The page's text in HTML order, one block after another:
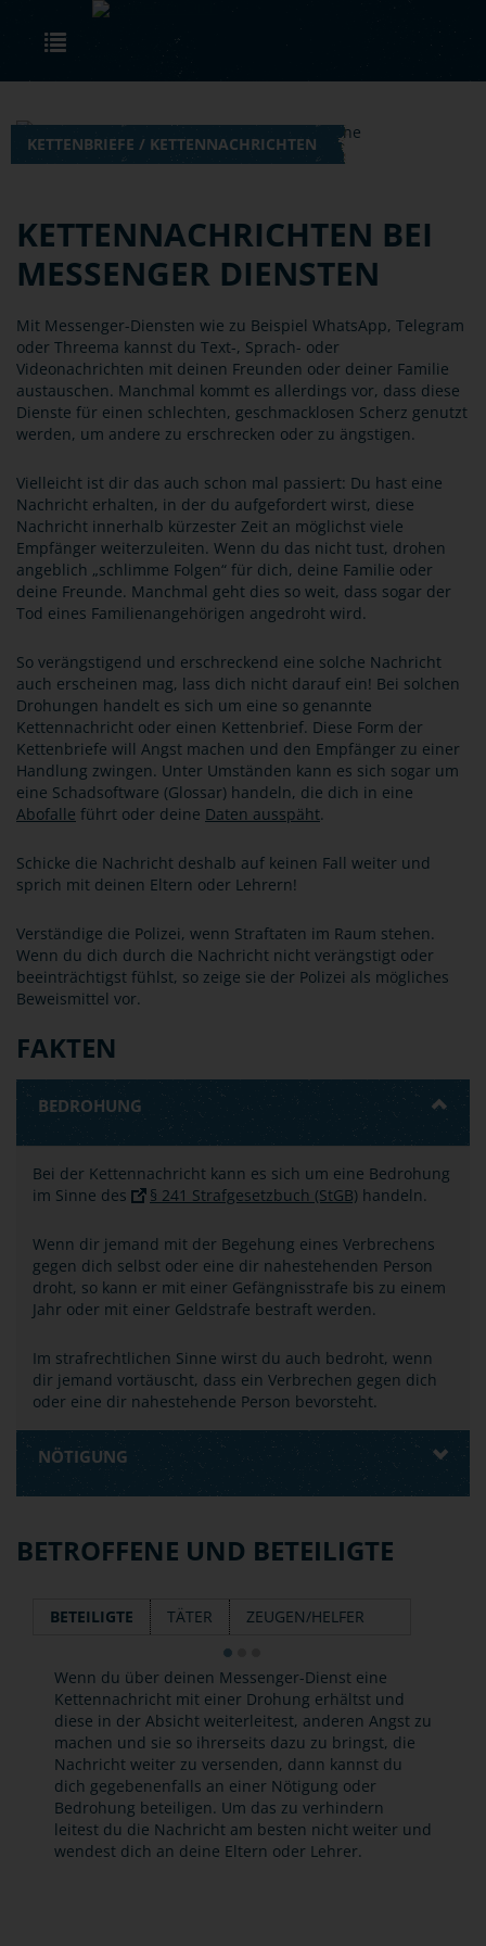
Skip to main content
KETTENBRIEFE / KETTENNACHRICHTEN
KETTENNACHRICHTEN BEI
MESSENGER DIENSTEN
Mit Messenger-Diensten wie zu Beispiel WhatsApp, Telegram
oder Threema kannst du Text-, Sprach- oder
Videonachrichten mit deinen Freunden oder deiner Familie
austauschen. Manchmal kommt es allerdings vor, dass diese
Dienste für einen schlechten, geschmacklosen Scherz genutzt
werden, um andere zu erschrecken oder zu ängstigen.
Vielleicht ist dir das auch schon mal passiert: Du hast eine
Nachricht erhalten, in der du aufgefordert wirst, diese
Nachricht innerhalb kürzester Zeit an möglichst viele
Empfänger weiterzuleiten. Wenn du das nicht tust, drohen
angeblich „schlimme Folgen“ für dich, deine Familie oder
deine Freunde. Manchmal geht dies so weit, dass sogar der
Tod eines Familienangehörigen angedroht wird.
So verängstigend und erschreckend eine solche Nachricht
auch erscheinen mag, lass dich nicht darauf ein! Bei solchen
Drohungen handelt es sich um eine so genannte
Kettennachricht oder einen Kettenbrief. Diese Form der
Kettenbriefe will Angst machen und den Empfänger zu einer
Handlung zwingen. Unter Umständen kann es sich sogar um
eine Schadsoftware (Glossar) handeln, die dich in eine
Abofalle führt oder deine Daten ausspäht.
Schicke die Nachricht deshalb auf keinen Fall weiter und
sprich mit deinen Eltern oder Lehrern!
Verständige die Polizei, wenn Straftaten im Raum stehen.
Wenn du dich durch die Nachricht nicht verängstigt oder
beeinträchtigst fühlst, so zeige sie der Polizei als mögliches
Beweismittel vor.
FAKTEN
BEDROHUNG
Bei der Kettennachricht kann es sich um eine Bedrohung
im Sinne des
§ 241 Strafgesetzbuch (StGB) handeln.
Wenn dir jemand mit der Begehung eines Verbrechens
gegen dich selbst oder eine dir nahestehenden Person
droht, so kann er mit einer Gefängnisstrafe bis zu einem
Jahr oder mit einer Geldstrafe bestraft werden.
Im strafrechtlichen Sinne wirst du auch bedroht, wenn
dir jemand vortäuscht, dass ein Verbrechen gegen dich
oder eine dir nahestehende Person bevorsteht.
NÖTIGUNG
BETROFFENE UND BETEILIGTE
BETEILIGTE TÄTER ZEUGEN/HELFER
Wenn du über deinen Messenger-Dienst eine
Kettennachricht mit einer Drohung erhältst und
diese in der Absicht weiterleitest, anderen Angst zu
machen und sie so ihrerseits dazu zu bringst, die
Nachricht weiter zu versenden, dann kannst du
dich gegebenenfalls an einer Nötigung oder
Bedrohung beteiligen. Um das zu verhindern
leitest du die Nachricht am besten nicht weiter und
wendest dich an deine Eltern oder Lehrer.